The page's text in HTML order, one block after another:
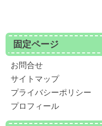
固定ページ
お問合せ
サイトマップ
プライバシーポリシー
プロフィール